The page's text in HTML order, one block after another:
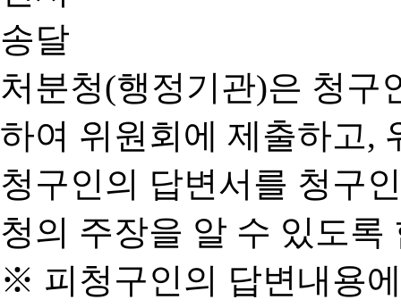
처분청(행정기관)은 청구
하여 위원회에 제출하고,
청구인의 답변서를 청구
청의 주장을 알 수 있도록
※ 피청구인의 답변내용